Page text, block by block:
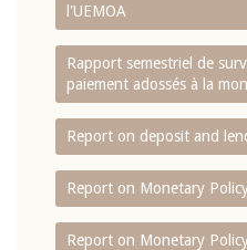
l'UEMOA
Rapport semestriel de
paiement adossés à la
Report on deposit and
Report on Monetary
Report on Monetary